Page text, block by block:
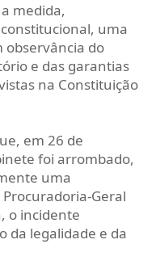
medida,
uma
observância do
e das garantias
na Constituição
em 26 de
foi arrombado,
uma
Geral
o incidente
da legalidade e da